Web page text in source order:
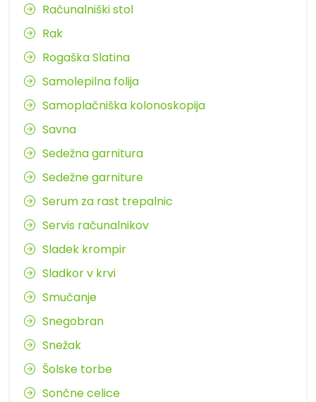
Računalniški stol
Rak
Rogaška Slatina
Samolepilna folija
Samoplačniška kolonoskopija
Savna
Sedežna garnitura
Sedežne garniture
Serum za rast trepalnic
Servis računalnikov
Sladek krompir
Sladkor v krvi
Smučanje
Snegobran
Snežak
Šolske torbe
Sončne celice